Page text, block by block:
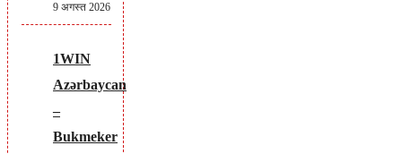
9 अगस्त 2026
1WIN
Azərbaycan
–
Bukmeker